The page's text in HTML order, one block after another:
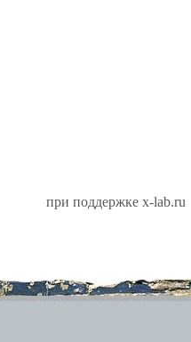
при поддержке x-lab.ru